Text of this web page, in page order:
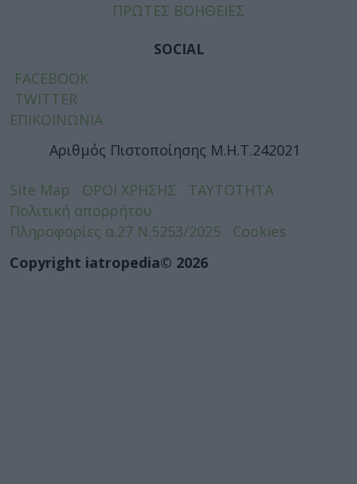
ΠΡΩΤΕΣ ΒΟΗΘΕΙΕΣ
SOCIAL
FACEBOOK
TWITTER
ΕΠΙΚΟΙΝΩΝΙΑ
Αριθμός Πιστοποίησης Μ.Η.Τ.242021
Site Map ΟΡΟΙ ΧΡΗΣΗΣ
ΤΑΥΤΟΤΗΤΑ
Πολιτική απορρήτου
Πληροφορίες α.27 Ν.5253/2025
Cookies
Copyright iatropedia© 2026